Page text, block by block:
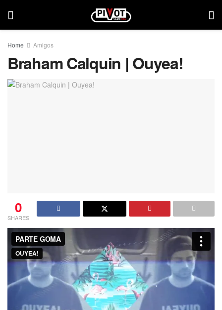
Home Amigos
Braham Calquin | Ouyea!
0
SHARES